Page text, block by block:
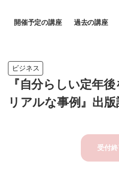
開催予定の講座 過去の講座
ビジネス
『自分らしい定年
リアルな事例』出
受付終